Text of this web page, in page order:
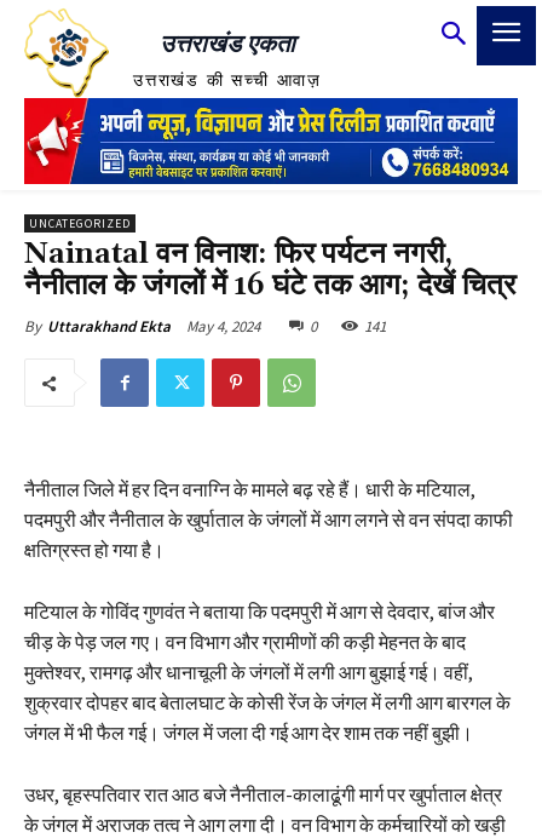
उत्तराखंड एकता
उत्तराखंड की सच्ची आवाज़
UNCATEGORIZED
Nainatal वन विनाश: फिर पर्यटन नगरी,
नैनीताल के जंगलों में 16 घंटे तक आग; देखें चित्र
By Uttarakhand Ekta May 4, 2024 0 141
नैनीताल जिले में हर दिन वनाग्नि के मामले बढ़ रहे हैं। धारी के मटियाल,
पदमपुरी और नैनीताल के खुर्पाताल के जंगलों में आग लगने से वन संपदा काफी
क्षतिग्रस्त हो गया है।
मटियाल के गोविंद गुणवंत ने बताया कि पदमपुरी में आग से देवदार, बांज और
चीड़ के पेड़ जल गए। वन विभाग और ग्रामीणों की कड़ी मेहनत के बाद
मुक्तेश्वर, रामगढ़ और धानाचूली के जंगलों में लगी आग बुझाई गई। वहीं,
शुक्रवार दोपहर बाद बेतालघाट के कोसी रेंज के जंगल में लगी आग बारगल के
जंगल में भी फैल गई। जंगल में जला दी गई आग देर शाम तक नहीं बुझी।
उधर, बृहस्पतिवार रात आठ बजे नैनीताल-कालाढूंगी मार्ग पर खुर्पाताल क्षेत्र
के जंगल में अराजक तत्व ने आग लगा दी। वन विभाग के कर्मचारियों को खड़ी